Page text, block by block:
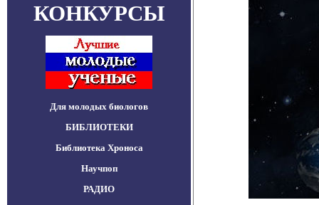
КОНКУРСЫ
Для молодых биологов
БИБЛИОТЕКИ
Библиотека Хроноса
Научпоп
РАДИО